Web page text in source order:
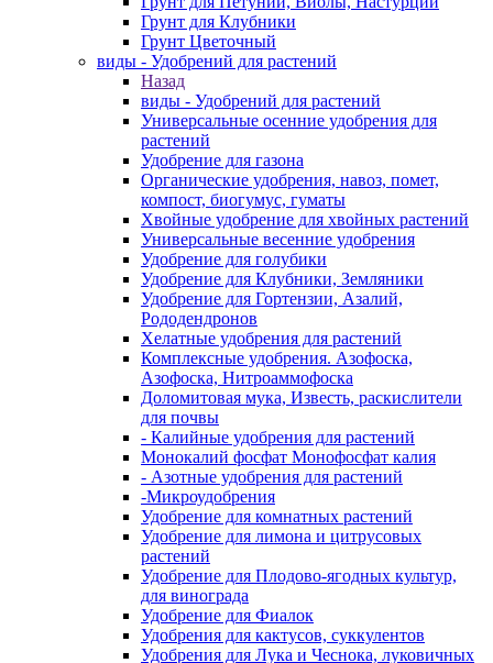
Грунт для Клубники
Грунт Цветочный
виды - Удобрений для растений
Назад
виды - Удобрений для растений
Универсальные осенние удобрения для
растений
Удобрение для газона
Органические удобрения, навоз, помет,
компост, биогумус, гуматы
Хвойные удобрение для хвойных растений
Универсальные весенние удобрения
Удобрение для голубики
Удобрение для Клубники, Земляники
Удобрение для Гортензии, Азалий,
Рододендронов
Хелатные удобрения для растений
Комплексные удобрения. Азофоска,
Азофоска, Нитроаммофоска
Доломитовая мука, Известь, раскислители
для почвы
- Калийные удобрения для растений
Монокалий фосфат Монофосфат калия
- Азотные удобрения для растений
-Микроудобрения
Удобрение для комнатных растений
Удобрение для лимона и цитрусовых
растений
Удобрение для Плодово-ягодных культур,
для винограда
Удобрение для Фиалок
Удобрения для кактусов, суккулентов
Удобрения для Лука и Чеснока, луковичных